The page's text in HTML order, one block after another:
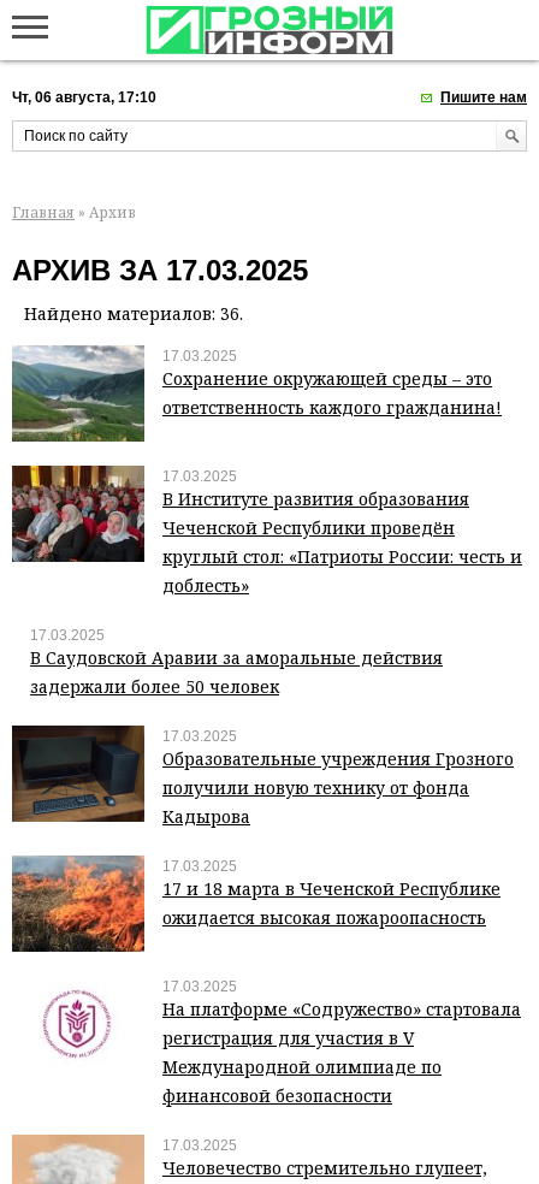
Чт, 06 августа, 17:10 Пишите нам
Главная » Архив
АРХИВ ЗА 17.03.2025
Найдено материалов: 36.
17.03.2025
Сохранение окружающей среды – это
ответственность каждого гражданина!
17.03.2025
В Институте развития образования
Чеченской Республики проведён
круглый стол: «Патриоты России: честь и
доблесть»
17.03.2025
В Саудовской Аравии за аморальные действия
задержали более 50 человек
17.03.2025
Образовательные учреждения Грозного
получили новую технику от фонда
Кадырова
17.03.2025
17 и 18 марта в Чеченской Республике
ожидается высокая пожароопасность
17.03.2025
На платформе «Содружество» стартовала
регистрация для участия в V
Международной олимпиаде по
финансовой безопасности
17.03.2025
Человечество стремительно глупеет,